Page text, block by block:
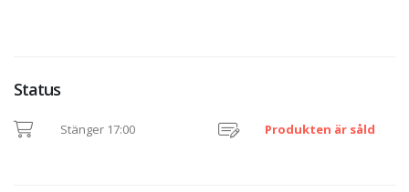
Status
Stänger 17:00 Produkten är såld